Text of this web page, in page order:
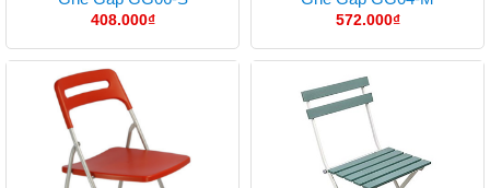
408.000₫ 572.000₫